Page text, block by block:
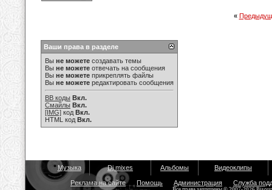
«
Ваши права в разделе
Вы не можете создавать темы
Вы не можете отвечать на сообщения
Вы не можете прикреплять файлы
Вы не можете редактировать сообщения
BB коды Вкл.
Смайлы Вкл.
[IMG] код Вкл.
HTML код Вкл.
Музыка Dj mixes Альбомы Видеоклипы
Реклама на сайте Помощь Администрация Служба